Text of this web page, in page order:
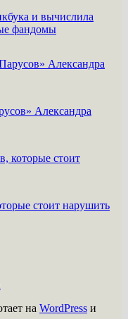
и вычислила
фандомы
Александра
Александра
которые стоит
стоит нарушить
на WordPress и